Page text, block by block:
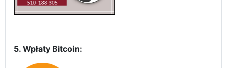
5. Wpłaty Bitcoin: